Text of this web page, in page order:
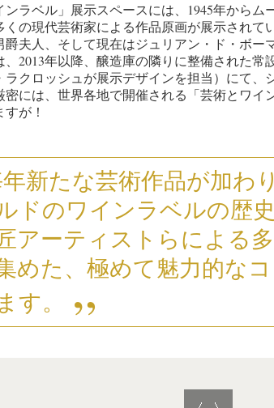
ンラベル」展示スペースには、1945年から
くの現代芸術家による作品原画が展示されて
爵夫人、そして現在はジュリアン・ド・ボー
、2013年以降、醸造庫の隣りに整備された常
ラクロッシュが展示デザインを担当）にて
密には、世界各地で開催される「芸術とワ
が！
新たな芸術作品が加わ
ドのワインラベルの歴
アーティストらによる
めた、極めて魅力的な
す。